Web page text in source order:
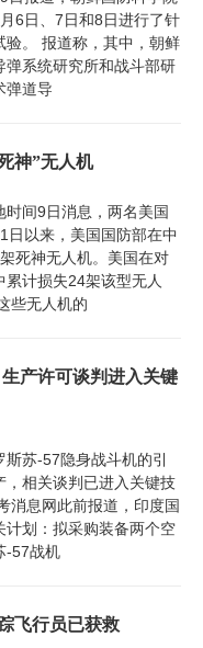
6日、7日和8日进行了针
验。 报道称，其中，朝鲜
弹系统研究所和战斗部研
弹道导
神”无人机
时间9日消息，两名美国
日以来，美国国防部在中
死神无人机。美国在对
累计损失24架该型无人
些无人机的
产许可谈判进入关键
苏-57隐身战斗机的引
，相关谈判已进入关键技
消息网此前报道，印度国
计划：拟采购装备两个空
-57战机
飞行员已获救